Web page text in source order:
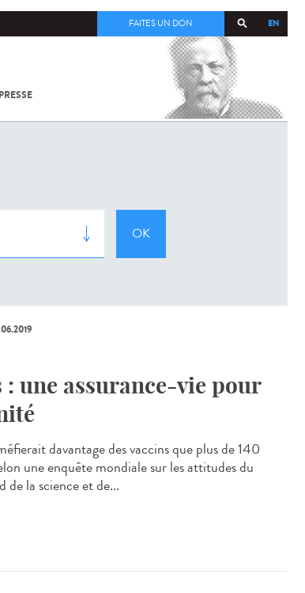
EN
FAITES UN DON
COV-2 /
: une assurance-vie pour
davantage des vaccins que plus de 140
une enquête mondiale sur les attitudes du
de la science et de...